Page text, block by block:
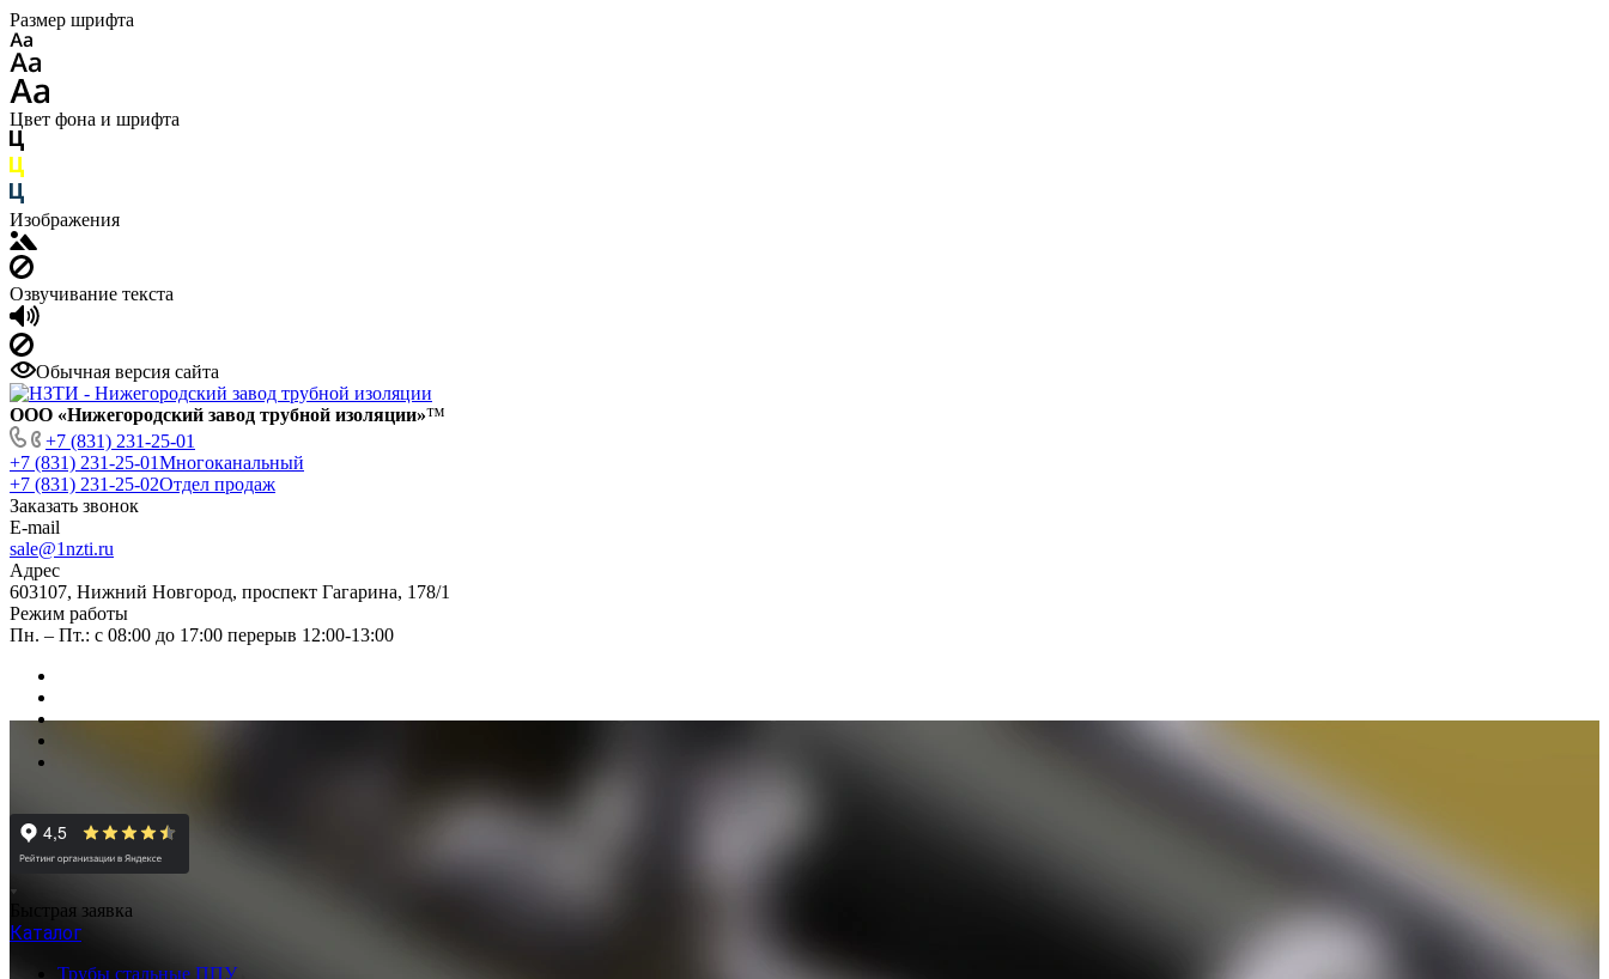
Размер шрифта
Цвет фона и шрифта
Изображения
Озвучивание текста
Обычная версия сайта
ООО «Нижегородский завод трубной изоляции»™
+7 (831) 231-25-01
+7 (831) 231-25-01Многоканальный
+7 (831) 231-25-02Отдел продаж
Заказать звонок
E-mail
sale@1nzti.ru
Адрес
603107, Нижний Новгород, проспект Гагарина, 178/1
Режим работы
Пн. – Пт.: с 08:00 до 17:00 перерыв 12:00-13:00
Быстрая заявка
Каталог
Трубы стальные ППУ